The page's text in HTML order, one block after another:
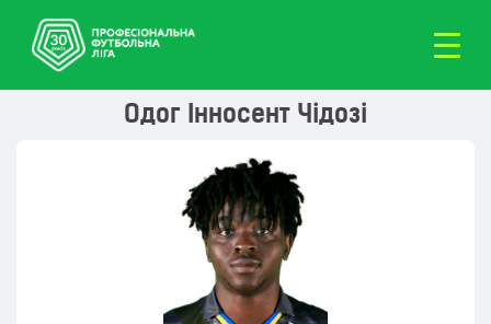
Одог Інносент Чідозі